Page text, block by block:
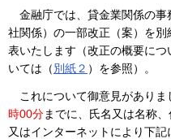
金融庁では、貸金業関係の
社関係）の一部改正（案）を
表いたします（改正の概要につ
いては（別紙２ ）を参照）。
これについて御意見がありま
時00分までに、氏名又は名称
又はインターネットにより下